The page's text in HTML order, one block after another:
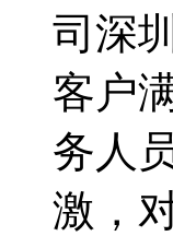
司深
客户
务人
激，